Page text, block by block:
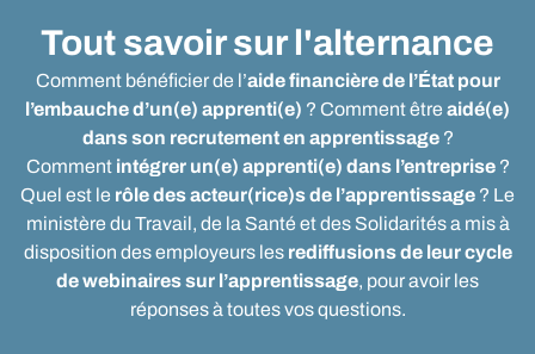
Tout savoir sur l'alternance
Comment bénéficier de l’aide financière de l’État pour
l’embauche d’un(e) apprenti(e) ? Comment être aidé(e)
dans son recrutement en apprentissage?
Comment intégrer un(e) apprenti(e) dans l’entreprise?
Quel est le rôle des acteur(rice)s de l’apprentissage ? Le
ministère du Travail, de la Santé et des Solidarités a mis à
disposition des employeurs les rediffusions de leur cycle
de webinaires sur l’apprentissage, pour avoir les
réponses à toutes vos questions.